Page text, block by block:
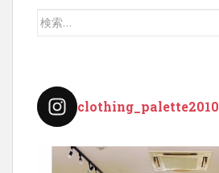
検
clothing_palette2010